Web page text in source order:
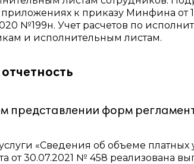
к приказу Минфина от
№199н. Учет расчетов по
и исполнительным листам.
представлении форм
«Сведения об объеме
от 30.07.2021 № 458 реализована